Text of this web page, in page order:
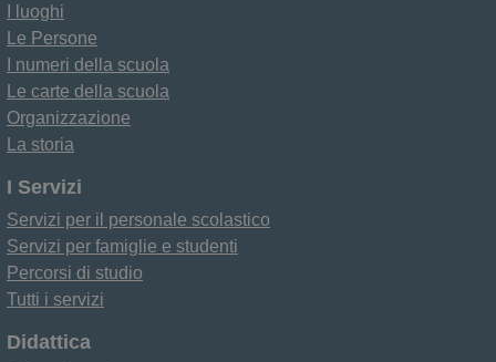
I luoghi
Le Persone
I numeri della scuola
Le carte della scuola
Organizzazione
La storia
I Servizi
Servizi per il personale scolastico
Servizi per famiglie e studenti
Percorsi di studio
Tutti i servizi
Didattica